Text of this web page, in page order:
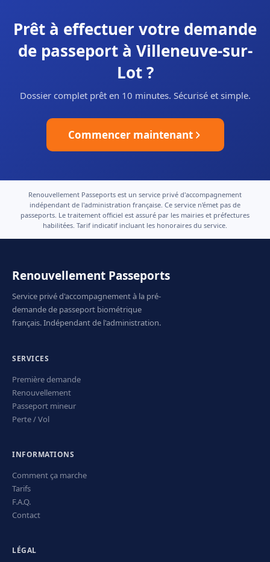
Prêt à effectuer votre demande
de passeport à Villeneuve-sur-
Lot ?
Dossier complet prêt en 10 minutes. Sécurisé et simple.
Commencer maintenant
Renouvellement Passeports est un service privé d'accompagnement
indépendant de l'administration française. Ce service n'émet pas de
passeports. Le traitement officiel est assuré par les mairies et préfectures
habilitées. Tarif indicatif incluant les honoraires du service.
Renouvellement Passeports
Service privé d'accompagnement à la pré-
demande de passeport biométrique
français. Indépendant de l'administration.
SERVICES
Première demande
Renouvellement
Passeport mineur
Perte / Vol
INFORMATIONS
Comment ça marche
Tarifs
F.A.Q.
Contact
LÉGAL